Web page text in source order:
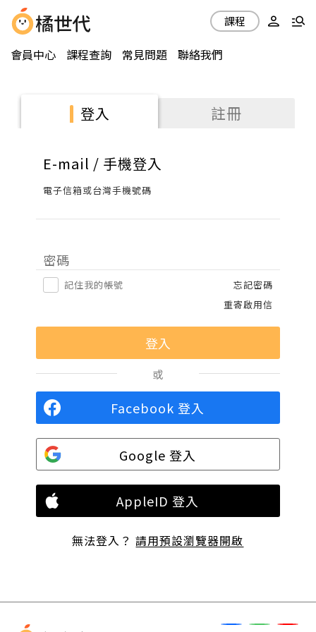
會員中心 課程查詢 常見問題 聯絡我們
課程
登入 註冊
E-mail / 手機登入
電子信箱或台灣手機號碼
密碼
記住我的帳號
忘記密碼
重寄啟用信
或
Facebook 登入
Google 登入
AppleID 登入
無法登入？請用預設瀏覽器開啟